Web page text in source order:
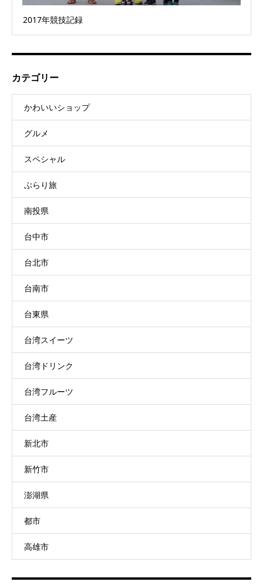
2017年競技記録
カテゴリー
かわいいショップ
グルメ
スペシャル
ぶらり旅
南投県
台中市
台北市
台南市
台東県
台湾スイーツ
台湾ドリンク
台湾フルーツ
台湾土産
新北市
新竹市
澎湖県
都市
高雄市